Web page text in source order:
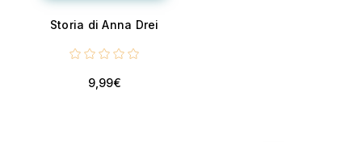
Storia di Anna Drei
9,99€